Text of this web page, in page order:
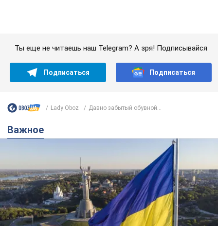
Какой была оригинальная версия гимна
Украины и почему ее боялась Российская
империя: об этом не рассказывают в школе
Государственным символом являются только первый куплет
и припев песни
годину тому 2,6 т.
Александру Пономареву – 53: что